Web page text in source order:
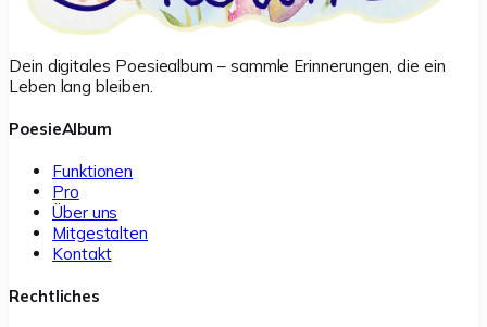
Dein digitales Poesiealbum – sammle Erinnerungen, die ein
Leben lang bleiben.
PoesieAlbum
Funktionen
Pro
Über uns
Mitgestalten
Kontakt
Rechtliches